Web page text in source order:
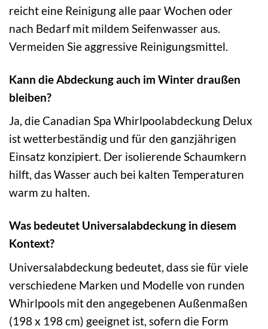
reicht eine Reinigung alle paar Wochen oder
nach Bedarf mit mildem Seifenwasser aus.
Vermeiden Sie aggressive Reinigungsmittel.
Kann die Abdeckung auch im Winter draußen
bleiben?
Ja, die Canadian Spa Whirlpoolabdeckung Delux
ist wetterbeständig und für den ganzjährigen
Einsatz konzipiert. Der isolierende Schaumkern
hilft, das Wasser auch bei kalten Temperaturen
warm zu halten.
Was bedeutet Universalabdeckung in diesem
Kontext?
Universalabdeckung bedeutet, dass sie für viele
verschiedene Marken und Modelle von runden
Whirlpools mit den angegebenen Außenmaßen
(198 x 198 cm) geeignet ist, sofern die Form